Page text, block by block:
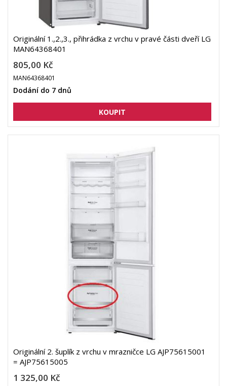
Originální 1.,2.,3., přihrádka z vrchu v pravé části dveří LG
MAN64368401
805,00 Kč
MAN64368401
Dodání do 7 dnů
Originální 2. šuplík z vrchu v mrazničce LG AJP75615001
= AJP75615005
1 325,00 Kč